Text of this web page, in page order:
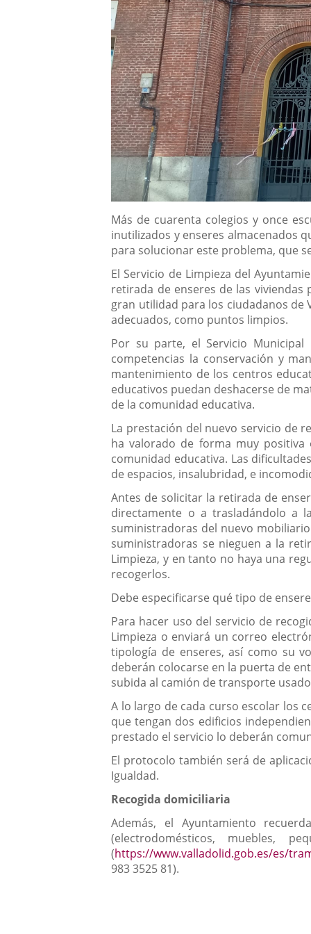
Descripción
Más de cuarenta colegios y once
inutilizados y enseres almacenados
para solucionar este problema, que
El Servicio de Limpieza del
retirada de enseres de las
gran utilidad para los ciudadanos de
adecuados, como puntos limpios.
Por su parte, el Servicio Municipal
competencias la conservación y
mantenimiento de los centros
educativos puedan deshacerse de
de la comunidad educativa.
La prestación del nuevo servicio de
ha valorado de forma muy
comunidad educativa. Las
de espacios, insalubridad, e
Antes de solicitar la retirada de
directamente o a trasladándolo a
suministradoras del nuevo
suministradoras se nieguen a la
Limpieza, y en tanto no haya una
recogerlos.
Debe especificarse qué tipo de
Para hacer uso del servicio de
Limpieza o enviará un correo
tipología de enseres, así como su
deberán colocarse en la puerta de
subida al camión de transporte
A lo largo de cada curso escolar los
que tengan dos edificios
prestado el servicio lo deberán
El protocolo también será de
Igualdad.
Recogida domiciliaria
Además, el Ayuntamiento
(electrodomésticos, muebles,
(https://www.valladolid.gob.es/es/
983 3525 81).